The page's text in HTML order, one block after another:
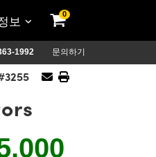
보
0
1992 문의하기